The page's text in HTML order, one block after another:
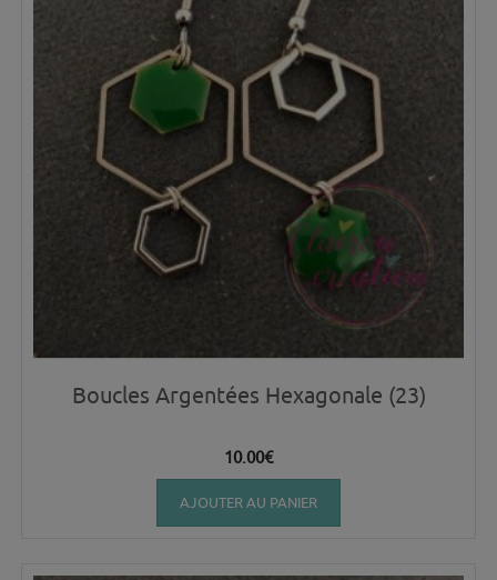
Boucles Argentées Hexagonale (23)
10.00€
AJOUTER AU PANIER